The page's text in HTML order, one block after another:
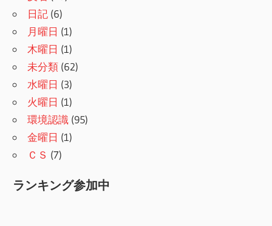
日記 (6)
月曜日 (1)
木曜日 (1)
未分類 (62)
水曜日 (3)
火曜日 (1)
環境認識 (95)
金曜日 (1)
ＣＳ (7)
ランキング参加中